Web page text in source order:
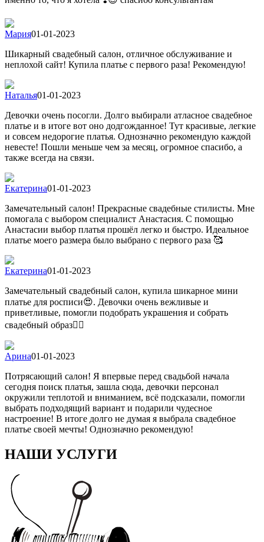
Мария01-01-2023
Шикарный свадебный салон, отличное обслуживание и
неплохой сайт! Купила платье с первого раза! Рекомендую!
Наталья01-01-2023
Девочки очень посогли. Долго выбирали атласное свадебное
платье и в итоге вот оно додгожданное! Тут красивые, легкие
и совсем недорогие платья. Однозначно рекомендую каждой
невесте! Пошли меньше чем за месяц, огромное спасибо, а
также всегда на связи.
Екатерина01-01-2023
Замечательный салон! Прекрасные свадебные стилисты. Мне
помогала с выбором специалист Анастасия. С помощью
Анастасии выбор платья прошёл легко и быстро. Идеальное
платье моего размера было выбрано с первого раза 🥰
Екатерина01-01-2023
Замечательный свадебный салон, купила шикарное мини
платье для росписи😍. Девочки очень вежливые и
приветливые, помогли подобрать украшения и собрать
свадебный образ👍🏻
Арина01-01-2023
Потрясающий салон! Я впервые перед свадьбой начала
сегодня поиск платья, зашла сюда, девочки персонал
окружили теплотой и вниманием, всё подсказали, помогли
выбрать подходящий вариант и подарили чудесное
настроение! В итоге долго не думая я выбрала свадебное
платье своей мечты! Однозначно рекомендую!
НАШИ УСЛУГИ